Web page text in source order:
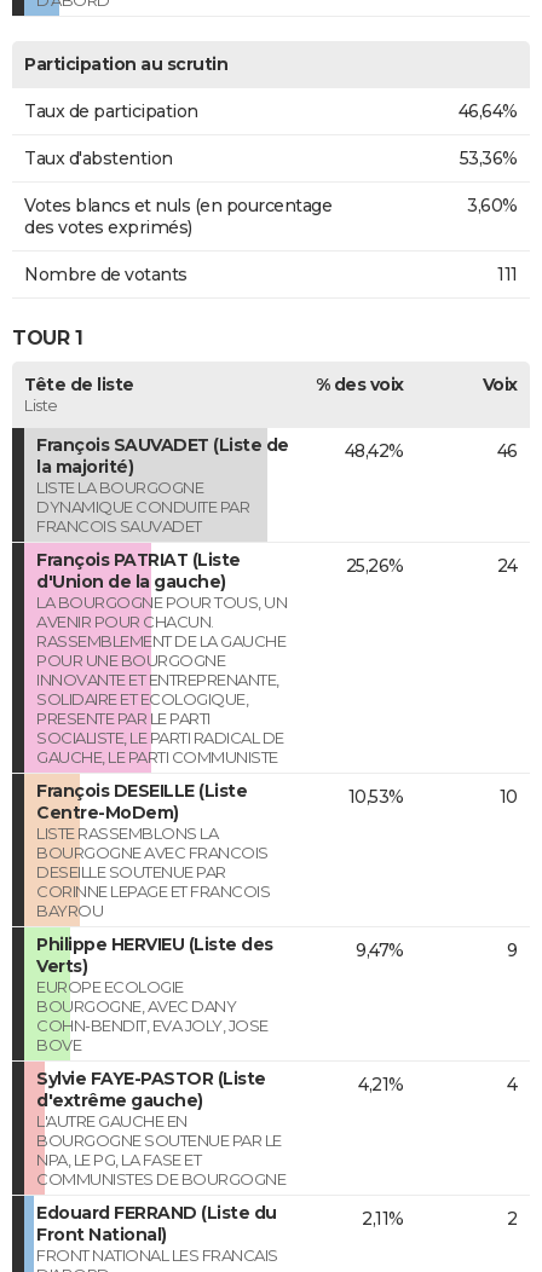
Participation au scrutin
Taux de participation 46,64%
Taux d'abstention 53,36%
Votes blancs et nuls (en pourcentage
des votes exprimés)
3,60%
Nombre de votants 111
TOUR 1
Tête de liste
Liste
% des voix Voix
François SAUVADET (Liste de
la majorité)
LISTE LA BOURGOGNE
DYNAMIQUE CONDUITE PAR
FRANCOIS SAUVADET
48,42% 46
François PATRIAT (Liste
d'Union de la gauche)
LA BOURGOGNE POUR TOUS, UN
AVENIR POUR CHACUN.
RASSEMBLEMENT DE LA GAUCHE
POUR UNE BOURGOGNE
INNOVANTE ET ENTREPRENANTE,
SOLIDAIRE ET ECOLOGIQUE,
PRESENTE PAR LE PARTI
SOCIALISTE, LE PARTI RADICAL DE
GAUCHE, LE PARTI COMMUNISTE
25,26% 24
François DESEILLE (Liste
Centre-MoDem)
LISTE RASSEMBLONS LA
BOURGOGNE AVEC FRANCOIS
DESEILLE SOUTENUE PAR
CORINNE LEPAGE ET FRANCOIS
BAYROU
10,53% 10
Philippe HERVIEU (Liste des
Verts)
EUROPE ECOLOGIE
BOURGOGNE, AVEC DANY
COHN-BENDIT, EVA JOLY, JOSE
BOVE
9,47% 9
Sylvie FAYE-PASTOR (Liste
d'extrême gauche)
L'AUTRE GAUCHE EN
BOURGOGNE SOUTENUE PAR LE
NPA, LE PG, LA FASE ET
COMMUNISTES DE BOURGOGNE
4,21% 4
Edouard FERRAND (Liste du
Front National)
FRONT NATIONAL LES FRANCAIS
2,11% 2